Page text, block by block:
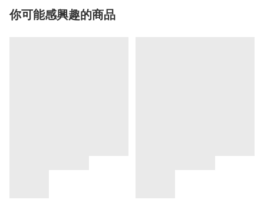
你可能感興趣的商品